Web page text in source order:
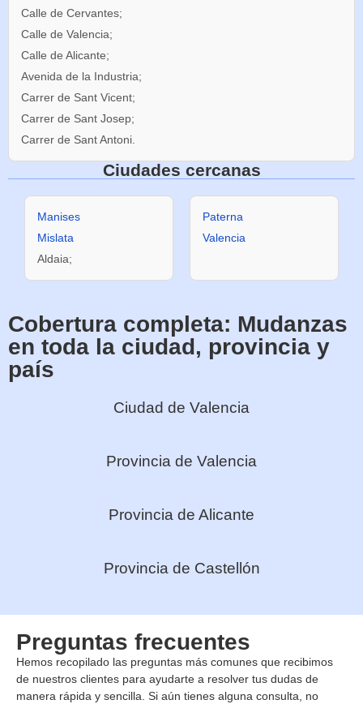
Calle de Cervantes;
Calle de Valencia;
Calle de Alicante;
Avenida de la Industria;
Carrer de Sant Vicent;
Carrer de Sant Josep;
Carrer de Sant Antoni.
Ciudades cercanas
Manises
Mislata
Aldaia;
Paterna
Valencia
Cobertura completa: Mudanzas
en toda la ciudad, provincia y
país
Ciudad de Valencia
Provincia de Valencia
Provincia de Alicante
Provincia de Castellón
Preguntas frecuentes
Hemos recopilado las preguntas más comunes que recibimos
de nuestros clientes para ayudarte a resolver tus dudas de
manera rápida y sencilla. Si aún tienes alguna consulta, no